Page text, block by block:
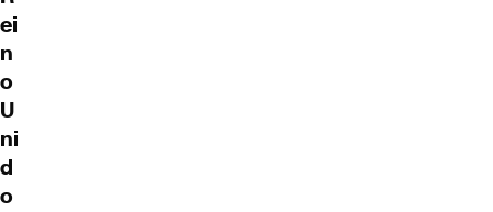
ei
n
o
U
ni
d
o